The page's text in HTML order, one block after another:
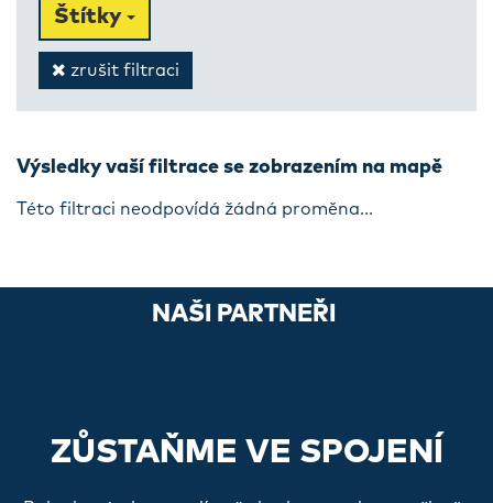
Štítky
zrušit filtraci
Výsledky vaší filtrace se zobrazením na mapě
Této filtraci neodpovídá žádná proměna...
NAŠI PARTNEŘI
ZŮSTAŇME VE SPOJENÍ